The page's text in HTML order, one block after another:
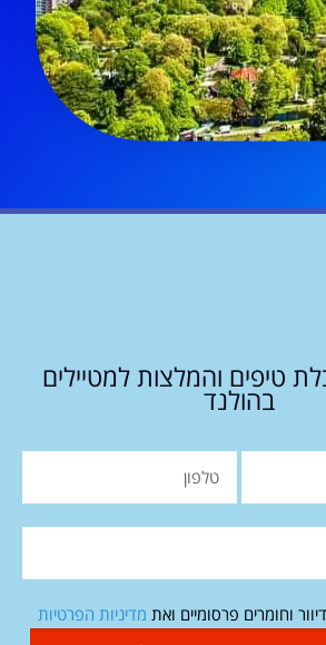
טיפים והמלצות למטיילים
בהולנד
וחומרים פרסומיים ואת מדיניות הפרטיות